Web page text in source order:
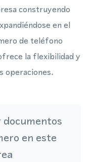
construyendo
en el
de teléfono
la flexibilidad y
operaciones.
en este